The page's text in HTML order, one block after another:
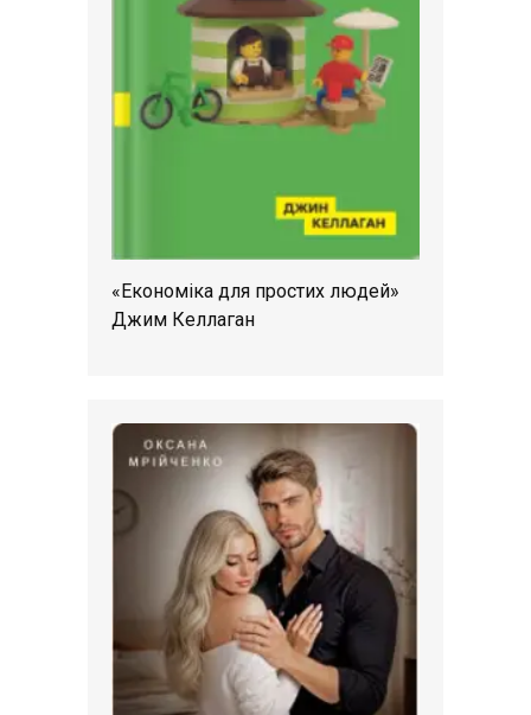
«Економіка для простих людей»
Джим Келлаган